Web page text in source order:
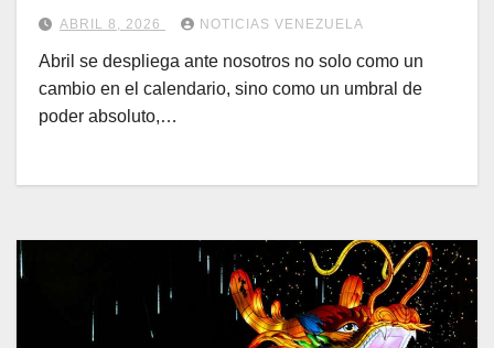
ABRIL 8, 2026 NOTICIAS VENEZUELA
Abril se despliega ante nosotros no solo como un
cambio en el calendario, sino como un umbral de
poder absoluto,…